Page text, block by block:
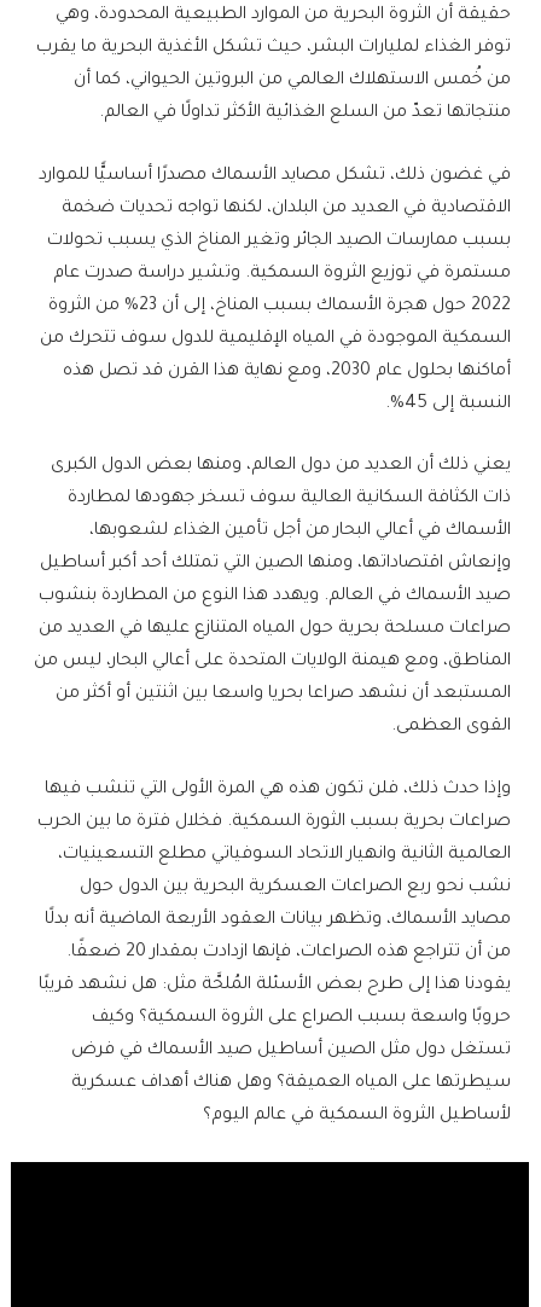
حقيقة أن الثروة البحرية من الموارد الطبيعية المحدودة، وهي
توفر الغذاء لمليارات البشر، حيث تشكل الأغذية البحرية ما يقرب
من خُمس الاستهلاك العالمي من البروتين الحيواني، كما أن
منتجاتها تعدّ من السلع الغذائية الأكثر تداولًا في العالم.
في غضون ذلك، تشكل مصايد الأسماك مصدرًا أساسيًّا للموارد
الاقتصادية في العديد من البلدان، لكنها تواجه تحديات ضخمة
بسبب ممارسات الصيد الجائر وتغير المناخ الذي يسبب تحولات
مستمرة في توزيع الثروة السمكية. وتشير دراسة صدرت عام
2022 حول هجرة الأسماك بسبب المناخ، إلى أن 23% من الثروة
السمكية الموجودة في المياه الإقليمية للدول سوف تتحرك من
أماكنها بحلول عام 2030، ومع نهاية هذا القرن قد تصل هذه
النسبة إلى 45%.
يعني ذلك أن العديد من دول العالم، ومنها بعض الدول الكبرى
ذات الكثافة السكانية العالية سوف تسخر جهودها لمطاردة
الأسماك في أعالي البحار من أجل تأمين الغذاء لشعوبها،
وإنعاش اقتصاداتها، ومنها الصين التي تمتلك أحد أكبر أساطيل
صيد الأسماك في العالم. ويهدد هذا النوع من المطاردة بنشوب
صراعات مسلحة بحرية حول المياه المتنازع عليها في العديد من
المناطق، ومع هيمنة الولايات المتحدة على أعالي البحار، ليس من
المستبعد أن نشهد صراعا بحريا واسعا بين اثنتين أو أكثر من
القوى العظمى.
وإذا حدث ذلك، فلن تكون هذه هي المرة الأولى التي تنشب فيها
صراعات بحرية بسبب الثورة السمكية. فخلال فترة ما بين الحرب
العالمية الثانية وانهيار الاتحاد السوفياتي مطلع التسعينيات،
نشب نحو ربع الصراعات العسكرية البحرية بين الدول حول
مصايد الأسماك، وتظهر بيانات العقود الأربعة الماضية أنه بدلًا
من أن تتراجع هذه الصراعات، فإنها ازدادت بمقدار 20 ضعفًا.
يقودنا هذا إلى طرح بعض الأسئلة المُلحَّة مثل: هل نشهد قريبًا
حروبًا واسعة بسبب الصراع على الثروة السمكية؟ وكيف
تستغل دول مثل الصين أساطيل صيد الأسماك في فرض
سيطرتها على المياه العميقة؟ وهل هناك أهداف عسكرية
لأساطيل الثروة السمكية في عالم اليوم؟